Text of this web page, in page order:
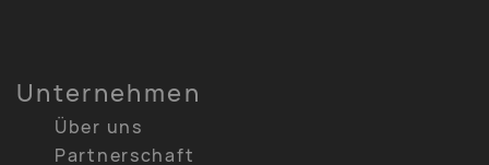
Unternehmen
Über uns
Partnerschaft